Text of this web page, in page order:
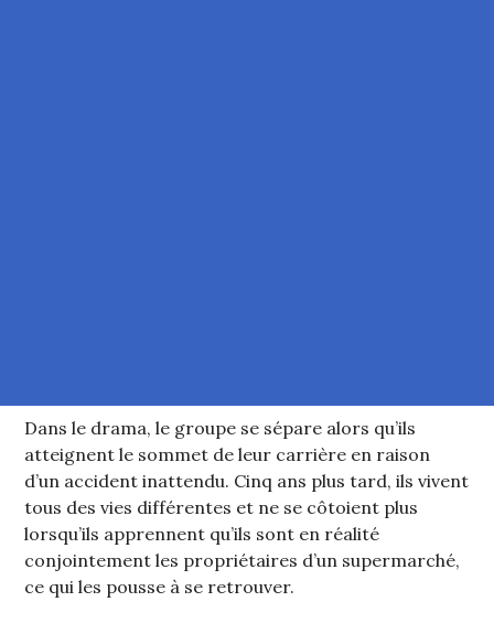
Dans le drama, le groupe se sépare alors qu’ils
atteignent le sommet de leur carrière en raison
d’un accident inattendu. Cinq ans plus tard, ils vivent
tous des vies différentes et ne se côtoient plus
lorsqu’ils apprennent qu’ils sont en réalité
conjointement les propriétaires d’un supermarché,
ce qui les pousse à se retrouver.